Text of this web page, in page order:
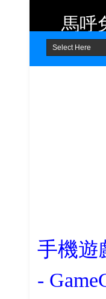
Home馬呼
提供
程式及
手機遊
-